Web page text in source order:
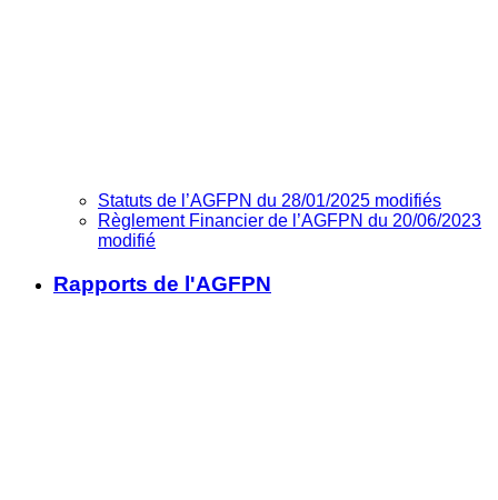
Statuts de l’AGFPN du 28/01/2025 modifiés
Règlement Financier de l’AGFPN du 20/06/2023
modifié
Rapports de l'AGFPN